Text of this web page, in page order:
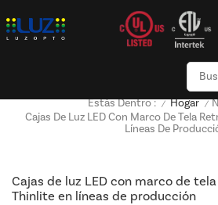
Estás Dentro : / Hogar /
Cajas De Luz LED Con Marco De Tela
Líneas De
Cajas de luz LED con marco de
Thinlite en líneas de producción